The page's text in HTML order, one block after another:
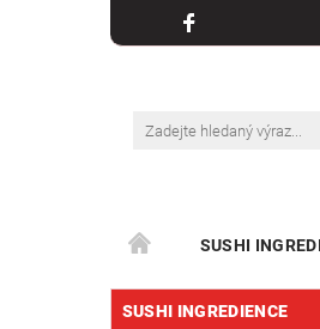
SUSHI
KONTAKT
SUSHI INGREDIENCE